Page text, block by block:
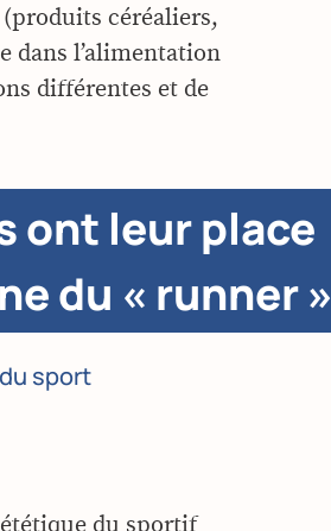
(produits céréaliers,
dans l’alimentation
différentes et de
ont leur place
du « runner »
sport
du sportif